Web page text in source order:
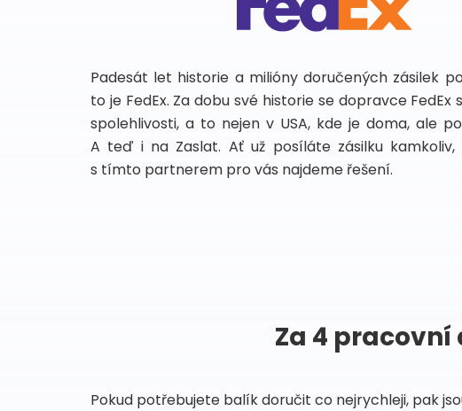
Padesát let historie a milióny doručených zásilek
to je FedEx. Za dobu své historie se dopravce
spolehlivosti, a to nejen v USA, kde je doma, ale
A teď i na Zaslat. Ať už posíláte zásilku kamkoliv,
s tímto partnerem pro vás najdeme řešení.
Za 4
Pokud potřebujete balík doručit co nejrychleji, pak